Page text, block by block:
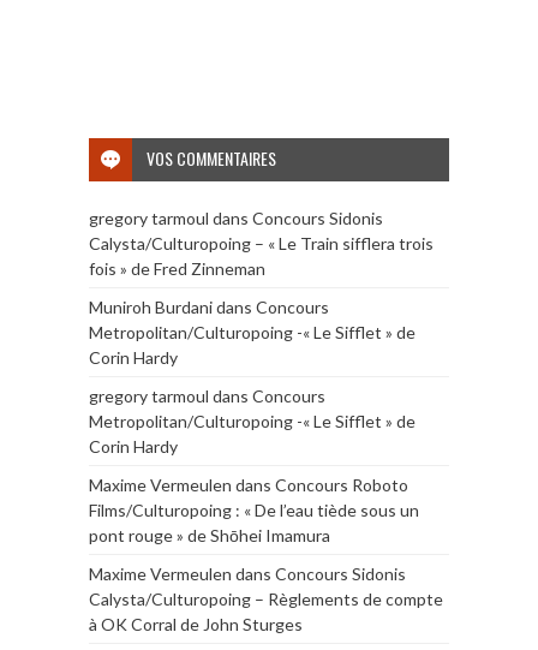
VOS COMMENTAIRES
gregory tarmoul dans Concours Sidonis
Calysta/Culturopoing – « Le Train sifflera trois
fois » de Fred Zinneman
Muniroh Burdanidans Concours
Metropolitan/Culturopoing -« Le Sifflet » de
Corin Hardy
gregory tarmoul dans Concours
Metropolitan/Culturopoing -« Le Sifflet » de
Corin Hardy
Maxime Vermeulen dans Concours Roboto
Films/Culturopoing : « De l’eau tiède sous un
pont rouge » de Shōhei Imamura
Maxime Vermeulen dans Concours Sidonis
Calysta/Culturopoing – Règlements de compte
à OK Corral de John Sturges